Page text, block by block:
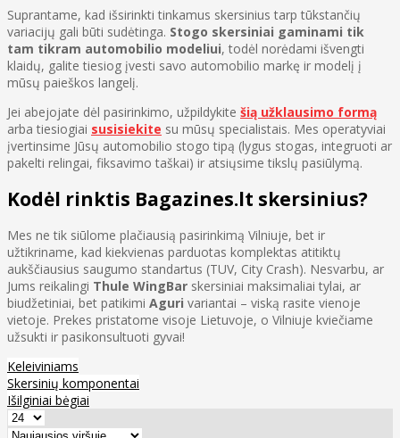
Suprantame, kad išsirinkti tinkamus skersinius tarp tūkstančių
variacijų gali būti sudėtinga. Stogo skersiniai gaminami tik
tam tikram automobilio modeliui, todėl norėdami išvengti
klaidų, galite tiesiog įvesti savo automobilio markę ir modelį į
mūsų paieškos langelį.
Jei abejojate dėl pasirinkimo, užpildykite šią užklausimo formą
arba tiesiogiai susisiekite su mūsų specialistais. Mes operatyviai
įvertinsime Jūsų automobilio stogo tipą (lygus stogas, integruoti ar
pakelti relingai, fiksavimo taškai) ir atsiųsime tikslų pasiūlymą.
Kodėl rinktis Bagazines.lt skersinius?
Mes ne tik siūlome plačiausią pasirinkimą Vilniuje, bet ir
užtikriname, kad kiekvienas parduotas komplektas atitiktų
aukščiausius saugumo standartus (TUV, City Crash). Nesvarbu, ar
Jums reikalingi Thule WingBar skersiniai maksimaliai tylai, ar
biudžetiniai, bet patikimi Aguri variantai – viską rasite vienoje
vietoje. Prekes pristatome visoje Lietuvoje, o Vilniuje kviečiame
užsukti ir pasikonsultuoti gyvai!
Keleiviniams
Skersinių komponentai
Išilginiai bėgiai